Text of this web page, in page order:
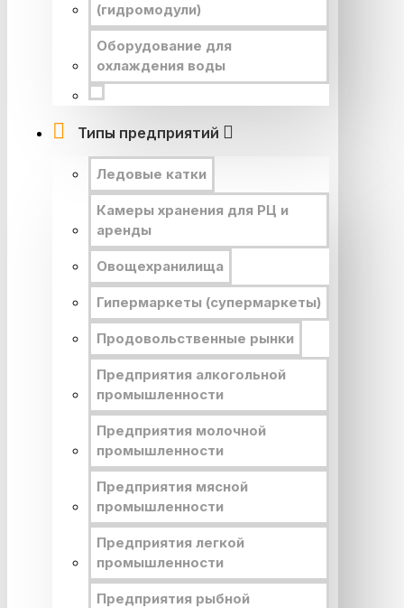
(гидромодули)
Оборудование для
охлаждения воды
Типы предприятий
Ледовые катки
Камеры хранения для РЦ и
аренды
Овощехранилища
Гипермаркеты (супермаркеты)
Продовольственные рынки
Предприятия алкогольной
промышленности
Предприятия молочной
промышленности
Предприятия мясной
промышленности
Предприятия легкой
промышленности
Предприятия рыбной